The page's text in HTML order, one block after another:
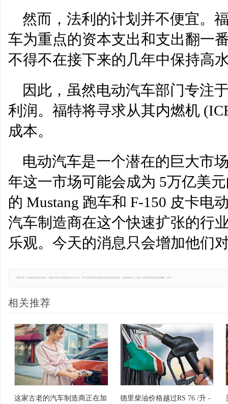
然而，法利的计划并不便宜。
车为重点的资本支出和支出翻一
不得不在接下来的几年中保持高
因此，虽然电动汽车部门专注
利润。福特将寻求从其内燃机
成本。
电动汽车是一个潜在的巨大
年这一市场可能会成为 5万亿美
的 Mustang 跑车和 F-150 皮卡电
汽车制造商在这个快速扩张的行
乐观。今天的消息只会增加他们
免责声明：本文版权归原作者所有，转载文章仅为传播更多信息之目的，并不代表本站赞同其观点和对其真实性负责。如有侵权行为，请第一时间联系我们修改或删除，多谢。
相关推荐
这家古老的汽车制造商正在加 德里柴油价格越过RS 76 /升 -